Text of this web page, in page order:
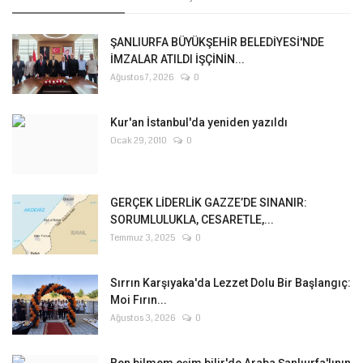
ŞANLIURFA BÜYÜKŞEHİR BELEDİYESİ'NDE
İMZALAR ATILDI İŞÇİNİN...
Ağustos 7, 2026 0
Kur'an İstanbul'da yeniden yazıldı
Ocak 29, 2010 0
GERÇEK LİDERLİK GAZZE’DE SINANIR:
SORUMLULUKLA, CESARETLE,...
Temmuz 3, 2025 0
Sırrın Karşıyaka'da Lezzet Dolu Bir Başlangıç:
Moi Fırın...
Ağustos 3, 2026 0